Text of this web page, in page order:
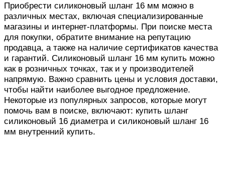
Приобрести силиконовый шланг 16 мм можно в
различных местах, включая специализированные
магазины и интернет-платформы. При поиске места
для покупки, обратите внимание на репутацию
продавца, а также на наличие сертификатов качества
и гарантий. Силиконовый шланг 16 мм купить можно
как в розничных точках, так и у производителей
напрямую. Важно сравнить цены и условия доставки,
чтобы найти наиболее выгодное предложение.
Некоторые из популярных запросов, которые могут
помочь вам в поиске, включают: купить шланг
силиконовый 16 диаметра и силиконовый шланг 16
мм внутренний купить.